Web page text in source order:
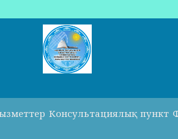
Консультациялық пункт